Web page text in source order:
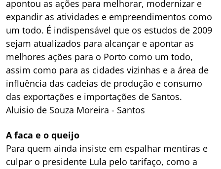
apontou as ações para melhorar, modernizar e
expandir as atividades e empreendimentos como
um todo. É indispensável que os estudos de 2009
sejam atualizados para alcançar e apontar as
melhores ações para o Porto como um todo,
assim como para as cidades vizinhas e a área de
influência das cadeias de produção e consumo
das exportações e importações de Santos.
Aluisio de Souza Moreira - Santos
A faca e o queijo
Para quem ainda insiste em espalhar mentiras e
culpar o presidente Lula pelo tarifaço, como a